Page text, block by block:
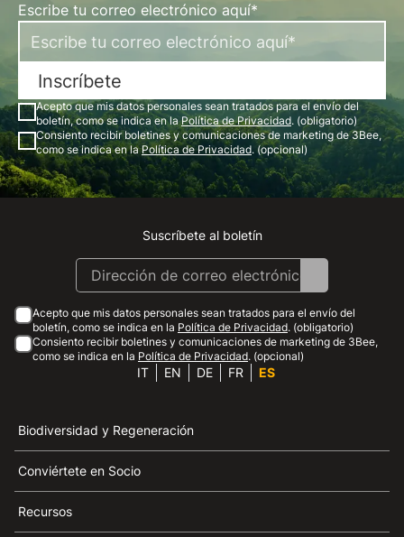
Escribe tu correo electrónico aquí*
Inscríbete
Acepto que mis datos personales sean tratados para el envío del
boletín, como se indica en laPolítica de Privacidad. (obligatorio)
Consiento recibir boletines y comunicaciones de marketing de 3Bee,
como se indica en laPolítica de Privacidad. (opcional)
Instagram
Facebook
Linkedin
Youtube
Suscríbete al boletín
Acepto que mis datos personales sean tratados para el envío del
boletín, como se indica en la Política de Privacidad. (obligatorio)
Consiento recibir boletines y comunicaciones de marketing de 3Bee,
como se indica en la Política de Privacidad. (opcional)
IT EN DE FR ES
Biodiversidad y Regeneración
Conviértete en Socio
Recursos